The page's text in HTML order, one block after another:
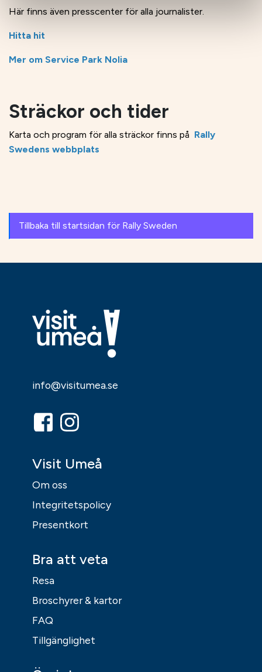
Här finns även presscenter för alla journalister.
Hitta hit
Mer om Service Park Nolia
Sträckor och tider
Karta och program för alla sträckor finns på Rally
Swedens webbplats
Tillbaka till startsidan för Rally Sweden
info@visitumea.se
Visit Umeå
Om oss
Integritetspolicy
Presentkort
Bra att veta
Resa
Broschyrer & kartor
FAQ
Tillgänglighet